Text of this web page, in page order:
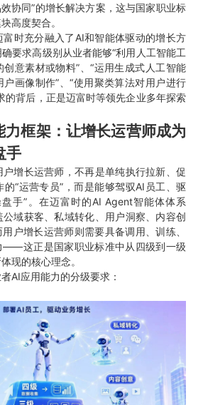
协同”的增长解决方案，这与国家职业标
高度契合。
时充分融入了AI和智能体驱动的增长方
要求高级别从业者能够“利用人工智能工
意素材或物料”、“运用生成式人工智能
画像制作”、“使用聚类算法对用户进行
的背后，正是迈富时等领先企业多年探索
力框架：让增长运营师成为
手
增长运营师，不再是单纯执行拉新、促
“运营专员”，而是能够驾驭AI员工、驱
手”。在迈富时的AI Agent智能体体系
域获客、私域转化、用户洞察、内容创
户增长运营师则需要具备调用、训练、
——这正是国家职业标准中从四级到一级
现的核心理念。
AI应用能力的分级要求：